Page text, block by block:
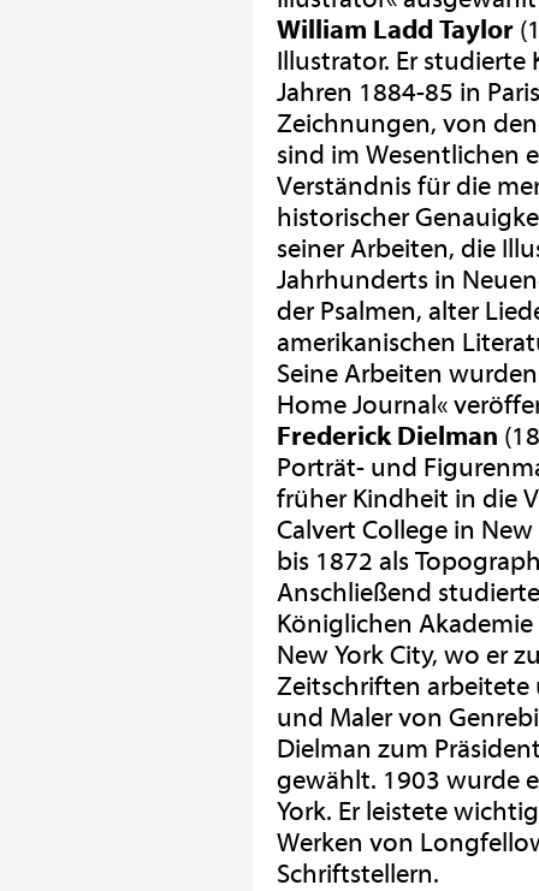
William Ladd Taylor
Illustrator. Er
Jahren 1884-85 in
Zeichnungen, von
sind im Wesentlichen
Verständnis für die
historischer
seiner Arbeiten, die
Jahrhunderts in
der Psalmen, alter
amerikanischen
Seine Arbeiten
Home Journal«
Frederick Dielman
Porträt- und
früher Kindheit in die
Calvert College in
bis 1872 als
Anschließend
Königlichen
New York City, wo er
Zeitschriften arbeitete
und Maler von
Dielman zum
gewählt. 1903 wurde
York. Er leistete
Werken von
Schriftstellern.